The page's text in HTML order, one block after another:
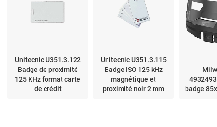
Unitecnic U351.3.122
Badge de proximité
125 KHz format carte
de crédit
Unitecnic U351.3.115
Badge ISO 125 kHz
magnétique et
proximité noir 2 mm
badge